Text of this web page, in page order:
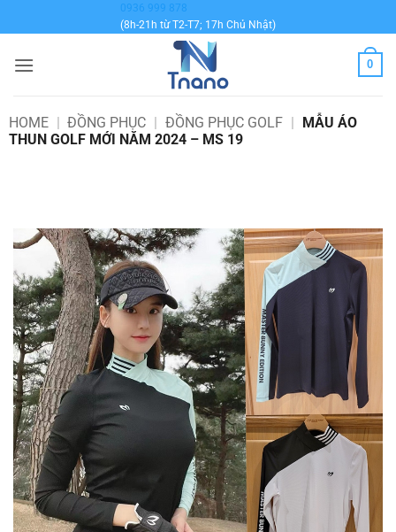
qua
dung
0936 999 878
(8h-21h từ T2-T7; 17h Chủ Nhật)
0
HOME | ĐỒNG PHỤC | ĐỒNG PHỤC GOLF | MẪU ÁO
THUN GOLF MỚI NĂM 2024 – MS 19